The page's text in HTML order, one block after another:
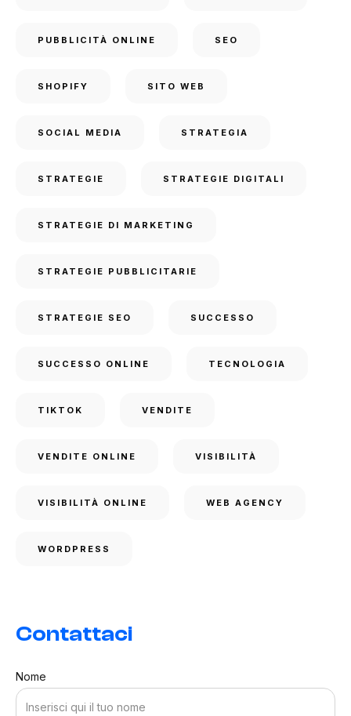
PUBBLICITÀ ONLINE SEO
SHOPIFY SITO WEB
SOCIAL MEDIA STRATEGIA
STRATEGIE STRATEGIE DIGITALI
STRATEGIE DI MARKETING
STRATEGIE PUBBLICITARIE
STRATEGIE SEO SUCCESSO
SUCCESSO ONLINE TECNOLOGIA
TIKTOK VENDITE
VENDITE ONLINE VISIBILITÀ
VISIBILITÀ ONLINE WEB AGENCY
WORDPRESS
Contattaci
Nome